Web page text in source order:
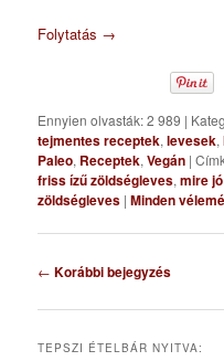
Folytatás →
Ennyien olvasták: 2 989 |
tejmentes receptek,levesek,
Paleo, Receptek,Vegán |
friss ízű zöldségleves,mire
zöldségleves |Minden
Bejegyzés
← Korábbi bejegyzés
TEPSZI ÉTELBÁR NYITVA: